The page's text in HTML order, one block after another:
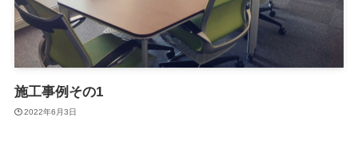
施工事例その1
2022年6月3日